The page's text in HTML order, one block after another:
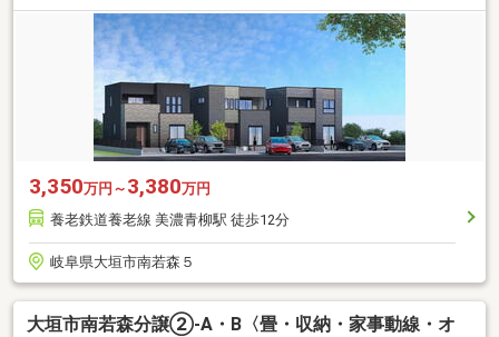
3,350万円～ 3,380万円
養老鉄道養老線 美濃青柳駅 徒歩12分
岐阜県大垣市南若森５
大垣市南若森分譲②-A・B〈畳・収納・家事動線・オ